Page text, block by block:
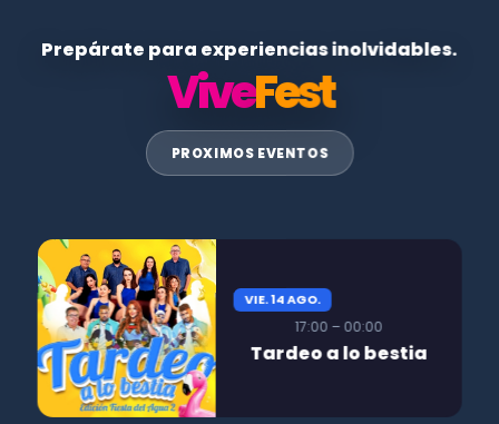
Prepárate para experiencias inolvidables.
ViveFest
PROXIMOS EVENTOS
VIE. 14 AGO.
17:00 – 00:00
Tardeo a lo bestia